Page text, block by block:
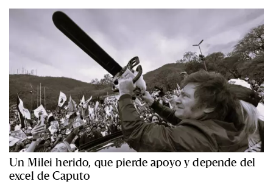
Un Milei herido, que pierde apoyo y depende del
excel de Caputo